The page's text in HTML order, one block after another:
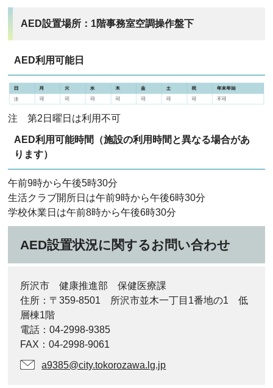
AED設置場所：1階事務室空調操作盤下
AED利用可能日
注 第2日曜日は利用不可
AED利用可能時間（施設の利用時間と異なる場合があ
ります）
午前9時から午後5時30分
生活クラブ開所日は午前9時から午後6時30分
学校休業日は午前8時から午後6時30分
AED設置状況に関するお問い合わせ
所沢市 健康推進部 保健医療課
住所：〒359-8501 所沢市並木一丁目1番地の1 低
層棟1階
電話：04-2998-9385
FAX：04-2998-9061
a9385@city.tokorozawa.lg.jp